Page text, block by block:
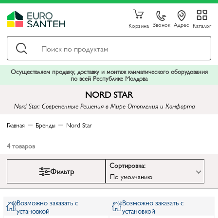
Корзина Звонок Адрес Каталог
Осуществляем продажу, доставку и монтаж климатического оборудования
по всей Республике Молдова
NORD STAR
Nord Star: Современные Решения в Мире Отопления и Комфорта
Главная Бренды Nord Star
4 товаров
Фильтр
Сортировка:
По умолчанию
Возможно заказать с
установкой
Возможно заказать с
установкой